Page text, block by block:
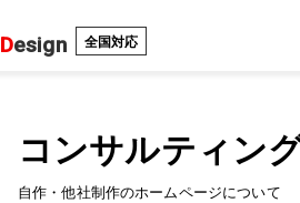
Design 全国対応
コンサルティン
自作・他社制作のホームページについて